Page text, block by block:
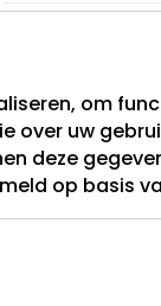
Garantie
Type GU10
om
over uw
deze
op basis